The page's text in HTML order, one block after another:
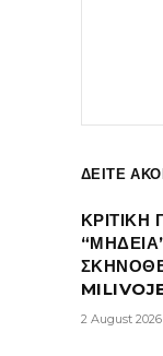
ΔΕΙΤΕ
ΚΡΙΤΙΚΗ
2 August 2026